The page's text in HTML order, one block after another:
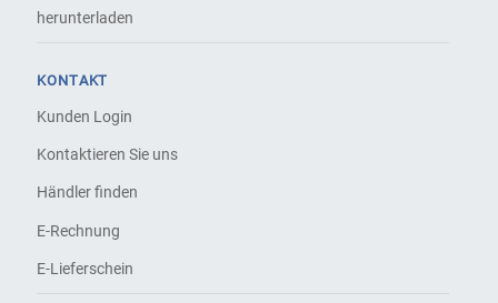
herunterladen
KONTAKT
Kunden Login
Kontaktieren Sie uns
Händler finden
E-Rechnung
E-Lieferschein